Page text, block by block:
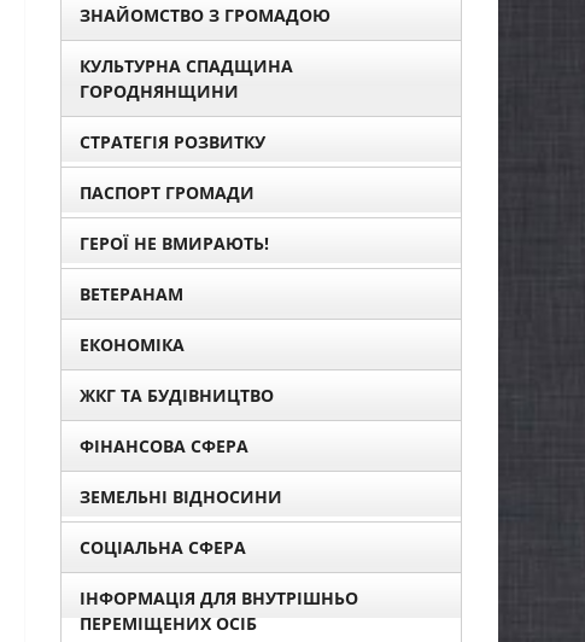
ЗНАЙОМСТВО З ГРОМАДОЮ
КУЛЬТУРНА СПАДЩИНА
ГОРОДНЯНЩИНИ
СТРАТЕГІЯ РОЗВИТКУ
ПАСПОРТ ГРОМАДИ
ГЕРОЇ НЕ ВМИРАЮТЬ!
ВЕТЕРАНАМ
ЕКОНОМІКА
ЖКГ ТА БУДІВНИЦТВО
ФІНАНСОВА СФЕРА
ЗЕМЕЛЬНІ ВІДНОСИНИ
СОЦІАЛЬНА СФЕРА
ІНФОРМАЦІЯ ДЛЯ ВНУТРІШНЬО
ПЕРЕМІЩЕНИХ ОСІБ